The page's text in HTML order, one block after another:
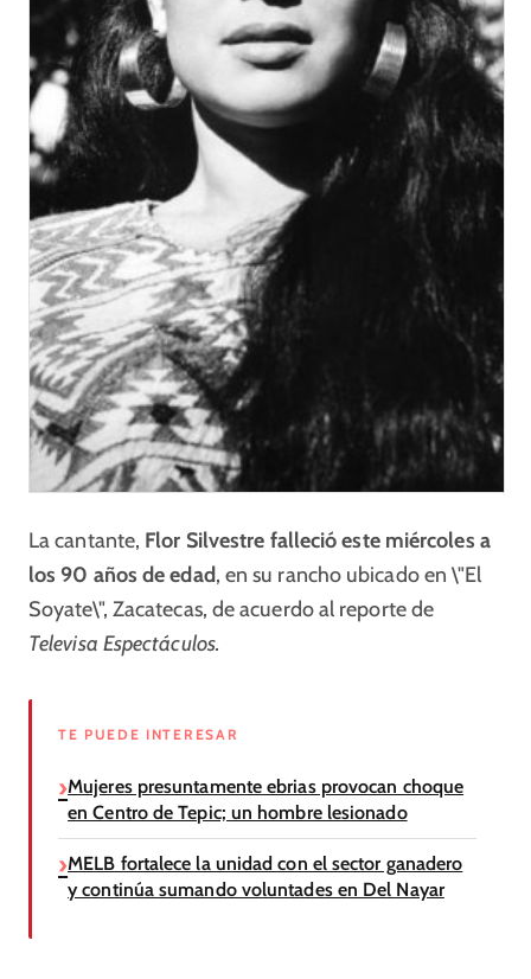
La cantante, Flor Silvestre falleció este miércoles a
los 90 años de edad, en su rancho ubicado en \"El
Soyate\", Zacatecas, de acuerdo al reporte de
Televisa Espectáculos.
TE PUEDE INTERESAR
Mujeres presuntamente ebrias provocan choque
en Centro de Tepic; un hombre lesionado
MELB fortalece la unidad con el sector ganadero
y continúa sumando voluntades en Del Nayar